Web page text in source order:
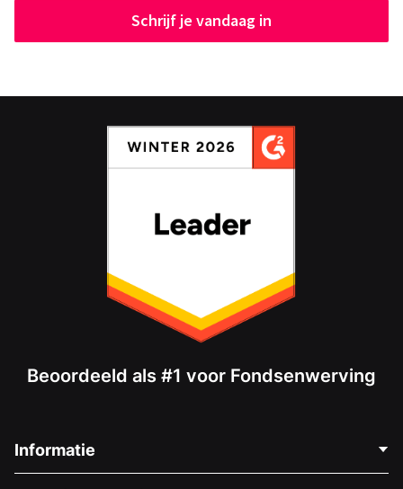
Schrijf je vandaag in
Beoordeeld als #1 voor Fondsenwerving
Informatie